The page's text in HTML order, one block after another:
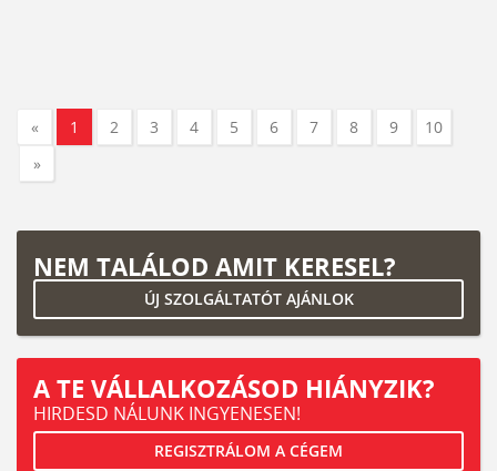
« 1 2 3 4 5 6 7 8 9
10
»
NEM TALÁLOD AMIT KERESEL?
ÚJ SZOLGÁLTATÓT AJÁNLOK
A TE VÁLLALKOZÁSOD HIÁNYZIK?
HIRDESD NÁLUNK INGYENESEN!
REGISZTRÁLOM A CÉGEM